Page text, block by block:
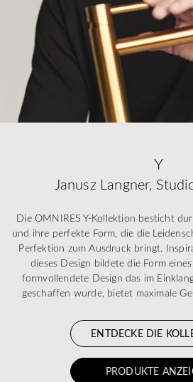
Y
Janusz Langner,
Die OMNIRES Y-Kollektion besticht
und ihre perfekte Form, die die
Perfektion zum Ausdruck bringt.
dieses Design bildete die Form
formvollendete Design das im
geschaffen wurde, bietet maximale
ENTDECKE DIE
PRODUKTE